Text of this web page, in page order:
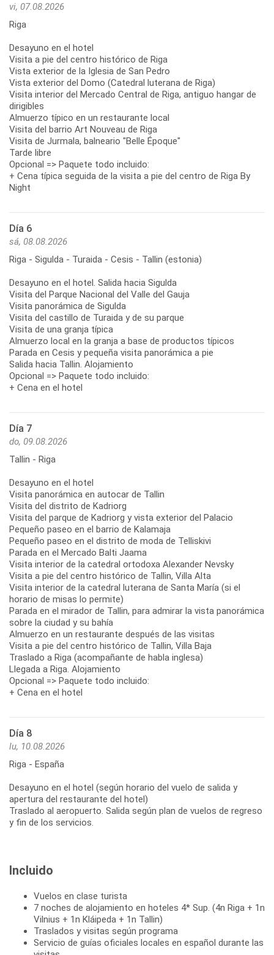
vi, 07.08.2026
Riga
Desayuno en el hotel
Visita a pie del centro histórico de Riga
Vista exterior de la Iglesia de San Pedro
Vista exterior del Domo (Catedral luterana de Riga)
Visita interior del Mercado Central de Riga, antiguo hangar de
dirigibles
Almuerzo típico en un restaurante local
Visita del barrio Art Nouveau de Riga
Visita de Jurmala, balneario "Belle Époque"
Tarde libre
Opcional => Paquete todo incluido:
+ Cena típica seguida de la visita a pie del centro de Riga By
Night
Día 6
sá, 08.08.2026
Riga - Sigulda - Turaida - Cesis - Tallin (estonia)
Desayuno en el hotel. Salida hacia Sigulda
Visita del Parque Nacional del Valle del Gauja
Visita panorámica de Sigulda
Visita del castillo de Turaida y de su parque
Visita de una granja típica
Almuerzo local en la granja a base de productos típicos
Parada en Cesis y pequeña visita panorámica a pie
Salida hacia Tallin. Alojamiento
Opcional => Paquete todo incluido:
+ Cena en el hotel
Día 7
do, 09.08.2026
Tallin - Riga
Desayuno en el hotel
Visita panorámica en autocar de Tallin
Visita del distrito de Kadriorg
Visita del parque de Kadriorg y vista exterior del Palacio
Pequeño paseo en el barrio de Kalamaja
Pequeño paseo en el distrito de moda de Telliskivi
Parada en el Mercado Balti Jaama
Visita interior de la catedral ortodoxa Alexander Nevsky
Visita a pie del centro histórico de Tallin, Villa Alta
Visita interior de la catedral luterana de Santa María (si el
horario de misas lo permite)
Parada en el mirador de Tallin, para admirar la vista panorámica
sobre la ciudad y su bahía
Almuerzo en un restaurante después de las visitas
Visita a pie del centro histórico de Tallin, Villa Baja
Traslado a Riga (acompañante de habla inglesa)
Llegada a Riga. Alojamiento
Opcional => Paquete todo incluido:
+ Cena en el hotel
Día 8
lu, 10.08.2026
Riga - España
Desayuno en el hotel (según horario del vuelo de salida y
apertura del restaurante del hotel)
Traslado al aeropuerto. Salida según plan de vuelos de regreso
y fin de los servicios.
Incluido
Vuelos en clase turista
7 noches de alojamiento en hoteles 4* Sup. (4n Riga + 1n
Vilnius + 1n Kláipeda + 1n Tallin)
Traslados y visitas según programa
Servicio de guías oficiales locales en español durante las